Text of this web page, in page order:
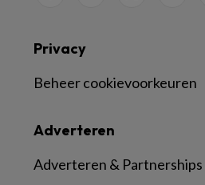
Adverteren
Adverteren & Partnerships
Privacy
Beheer cookievoorkeuren